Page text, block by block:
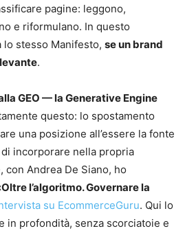
pagine: leggono,
e riformulano. In questo
lo stesso Manifesto, se un brand
.
GEO — la Generative Engine
questo: lo spostamento
una posizione all’essere la fonte
incorporare nella propria
con Andrea De Siano, ho
l’algoritmo. Governare la
su EcommerceGuru. Qui lo
in profondità, senza scorciatoie e